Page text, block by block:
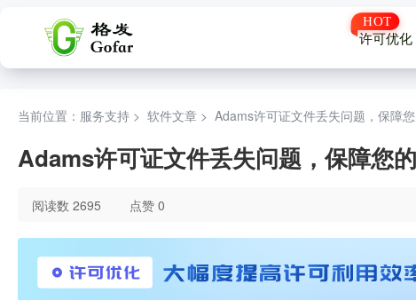
许可优化
当前位置：服务支持 > 软件文章 > Adams许可证文件丢失问题，保障
Adams许可证文件丢失问题，保障您
阅读数 2695 点赞 0